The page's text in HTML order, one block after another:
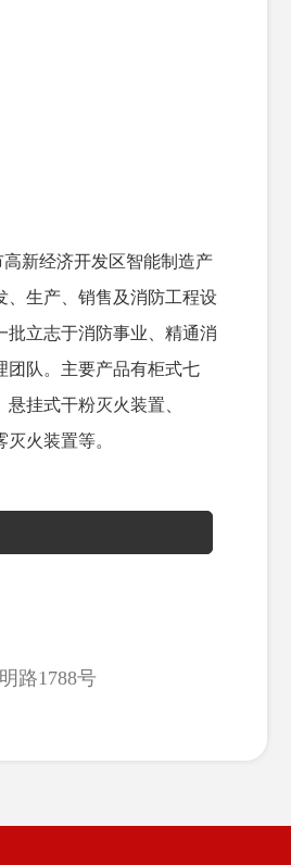
新经济开发区智能制造产
、生产、销售及消防工程设
批立志于消防事业、精通消
团队。主要产品有柜式七
挂式干粉灭火装置、
火装置等。
路1788号